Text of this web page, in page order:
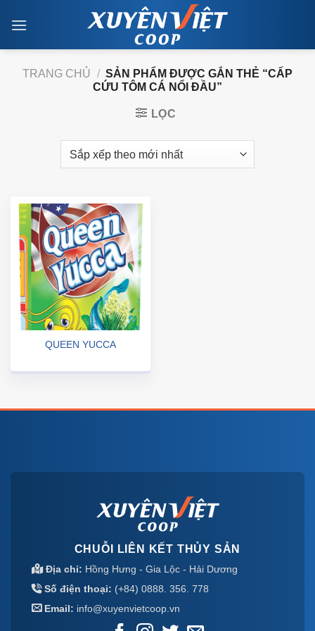
TRANG CHỦ / SẢN PHẨM ĐƯỢC GẮN THẺ “CẤP
CỨU TÔM CÁ NỔI ĐẦU”
LỌC
QUEEN YUCCA
CHUỖI LIÊN KẾT THỦY SẢN
Địa chỉ: Hồng Hưng - Gia Lộc - Hải Dương
Số điện thoại: (+84) 0888. 356. 778
Email: info@xuyenvietcoop.vn